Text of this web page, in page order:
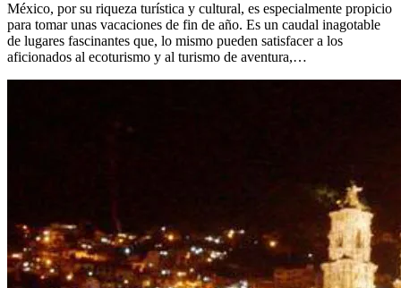
México, por su riqueza turística y cultural, es especialmente propicio
para tomar unas vacaciones de fin de año. Es un caudal inagotable
de lugares fascinantes que, lo mismo pueden satisfacer a los
aficionados al ecoturismo y al turismo de aventura,…